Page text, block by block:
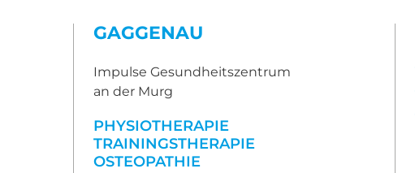
GAGGENAU
Impulse Gesundheitszentrum
an der Murg
PHYSIOTHERAPIE
TRAININGSTHERAPIE
OSTEOPATHIE